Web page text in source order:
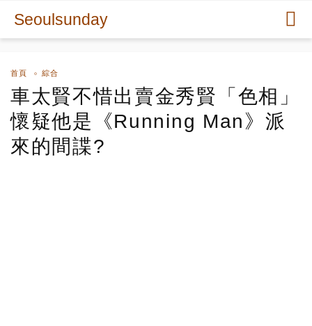
Seoulsunday
首頁 綜合
車太賢不惜出賣金秀賢「色相」
懷疑他是《Running Man》派
來的間諜?